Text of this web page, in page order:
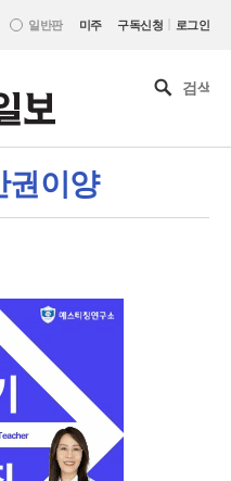
일반판 미주 구독신청 | 로그인
권이양